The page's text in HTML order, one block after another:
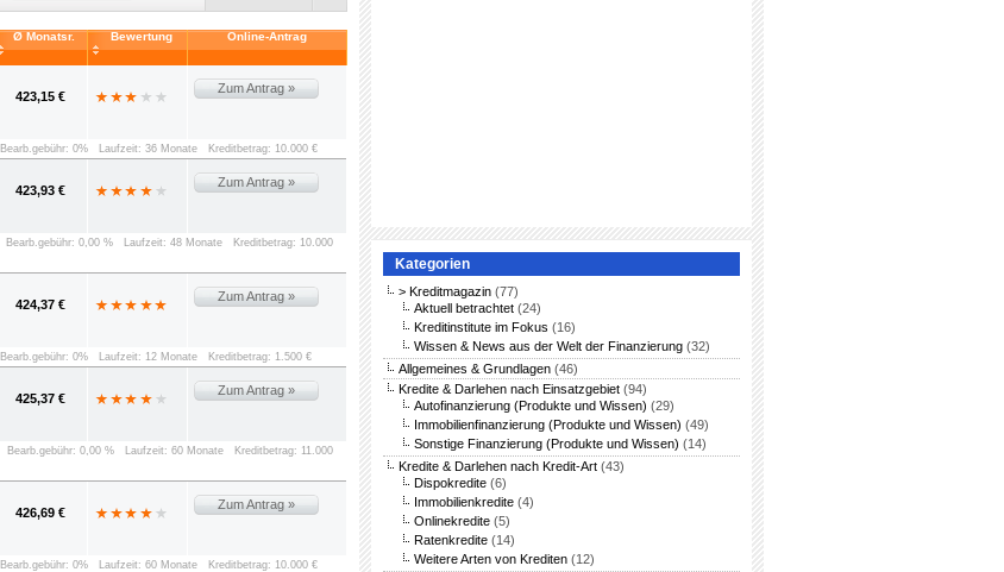
Ø Monatsr. Bewertung Online-Antrag
423,15 €
Zum Antrag »
Bearb.gebühr: 0% Laufzeit: 36 Monate Kreditbetrag: 10.000 €
423,93 €
Zum Antrag »
Bearb.gebühr: 0,00 % Laufzeit: 48 Monate
Kreditbetrag: 10.000
424,37 €
Zum Antrag »
Bearb.gebühr: 0% Laufzeit: 12 Monate Kreditbetrag: 1.500 €
425,37 €
Zum Antrag »
Bearb.gebühr: 0,00 % Laufzeit: 60 Monate
Kreditbetrag: 11.000
426,69 €
Zum Antrag »
Bearb.gebühr: 0% Laufzeit: 60 Monate Kreditbetrag: 10.000 €
Kategorien
> Kreditmagazin (77)
Aktuell betrachtet (24)
Kreditinstitute im Fokus (16)
Wissen & News aus der Welt der Finanzierung (32)
Allgemeines & Grundlagen (46)
Kredite & Darlehen nach Einsatzgebiet (94)
Autofinanzierung (Produkte und Wissen) (29)
Immobilienfinanzierung (Produkte und Wissen) (49)
Sonstige Finanzierung (Produkte und Wissen) (14)
Kredite & Darlehen nach Kredit-Art (43)
Dispokredite (6)
Immobilienkredite (4)
Onlinekredite (5)
Ratenkredite (14)
Weitere Arten von Krediten (12)